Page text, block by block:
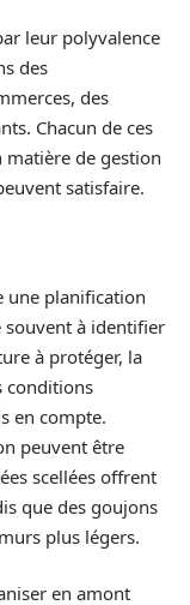
leur polyvalence
des
des
Chacun de ces
matière de gestion
satisfaire.
une planification
souvent à identifier
à protéger, la
conditions
en compte.
peuvent être
scellées offrent
que des goujons
plus légers.
en amont